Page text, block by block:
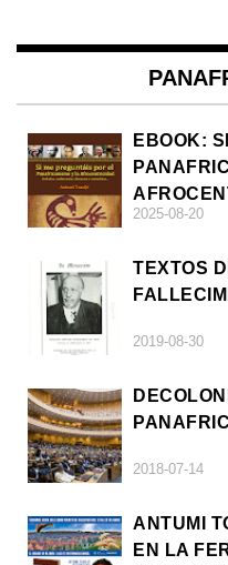
EBOOK:
2025-08-20
TEXTOS
2019-08-30
2018-07-14
ANTUMI
EN LA